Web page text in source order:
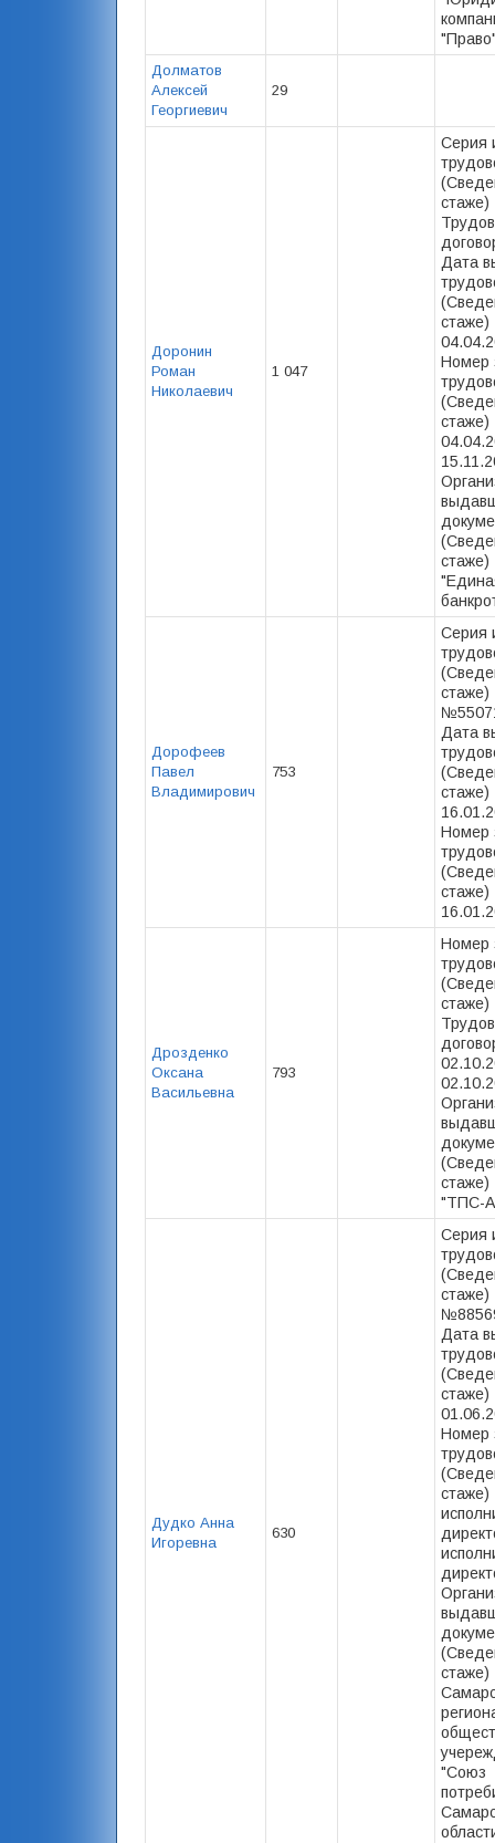
Долматов
Алексей
Георгиевич
29
Доронин
Роман
Николаевич
1 047
Серия
стаже)
Дата
стаже)
Номер
стаже)
Дорофеев
Павел
Владимирович
753
Серия
Дата
стаже)
Номер
стаже)
Дрозденко
Оксана
Васильевна
793
Номер
стаже)
"ТПС-
Дудко Анна
Игоревна
630
Серия
стаже)
Дата
стаже)
Номер
стаже)
стаже)
"Союз